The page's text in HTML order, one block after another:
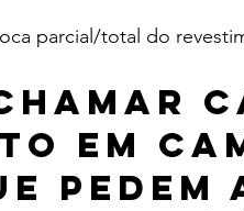
parcial/total do
em
pedem